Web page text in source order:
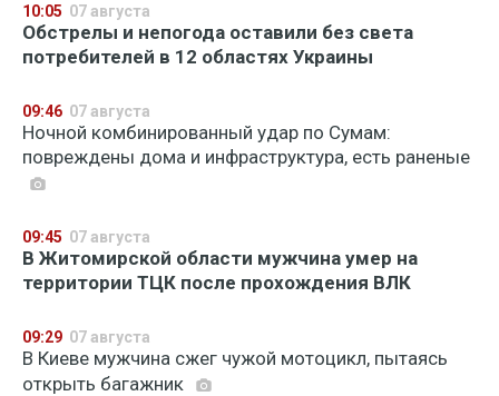
10:05 07 августа
Обстрелы и непогода оставили без света
потребителей в 12 областях Украины
09:46 07 августа
Ночной комбинированный удар по Сумам:
повреждены дома и инфраструктура, есть раненые
09:45 07 августа
В Житомирской области мужчина умер на
территории ТЦК после прохождения ВЛК
09:29 07 августа
В Киеве мужчина сжег чужой мотоцикл, пытаясь
открыть багажник